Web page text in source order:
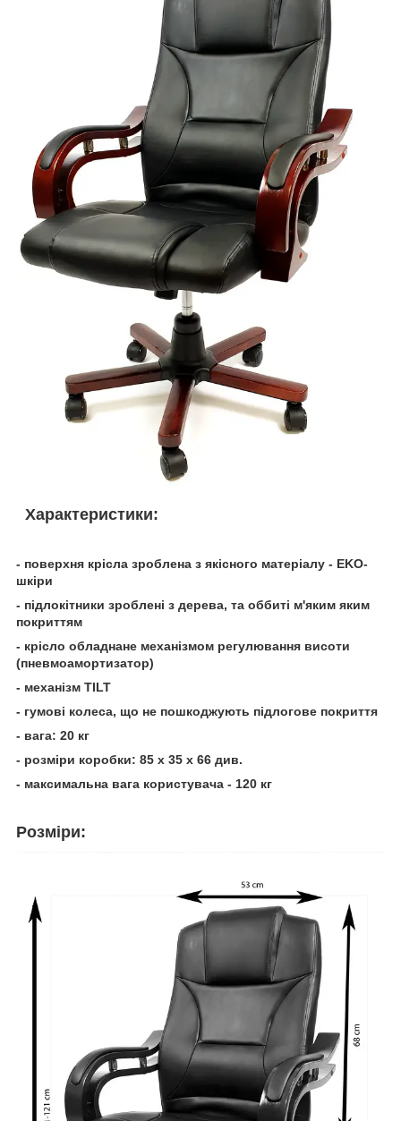
Характеристики:
- поверхня крісла зроблена з якісного матеріалу - EKO-
шкіри
- підлокітники зроблені з дерева, та оббиті м'яким яким
покриттям
- крісло обладнане механізмом регулювання висоти
(пневмоамортизатор)
- механізм TILT
- гумові колеса, що не пошкоджують підлогове покриття
- вага: 20 кг
- розміри коробки: 85 x 35 x 66 див.
- максимальна вага користувача - 120 кг
Розміри: